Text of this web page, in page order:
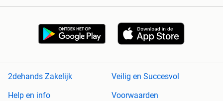
2dehands Zakelijk
Veilig en Succesvol
Help en info
Voorwaarden